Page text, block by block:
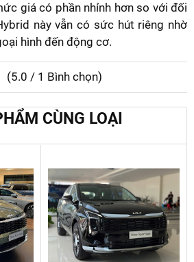
giá có phần nhỉnh hơn so với đối
này vẫn có sức hút riêng nhờ
hình đến động cơ.
(5.0 / 1 Bình chọn)
CÙNG LOẠI